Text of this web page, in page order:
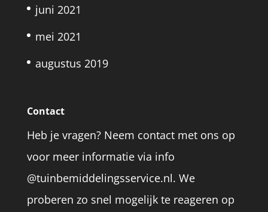
juni 2021
mei 2021
augustus 2019
Contact
Heb je vragen? Neem contact met ons op
voor meer informatie via info
@tuinbemiddelingsservice.nl. We
proberen zo snel mogelijk te reageren op